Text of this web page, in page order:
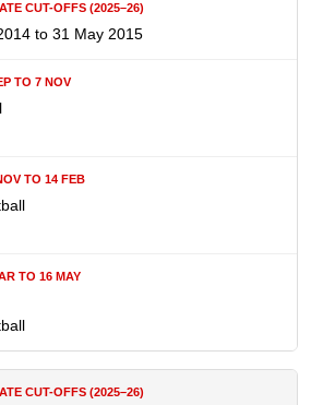
to 31 May 2015